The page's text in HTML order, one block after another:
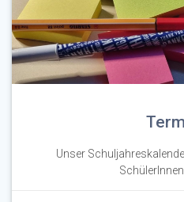
Unser